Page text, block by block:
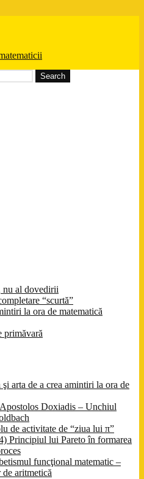
nu al dovedirii
“scurtă”
la ora de matematică
primăvară
arta de a crea amintiri la ora de
Apostolos Doxiadis – Unchiul
de activitate de “ziua lui π”
Principiul lui Pareto în formarea
funcţional matematic –
aritmetică